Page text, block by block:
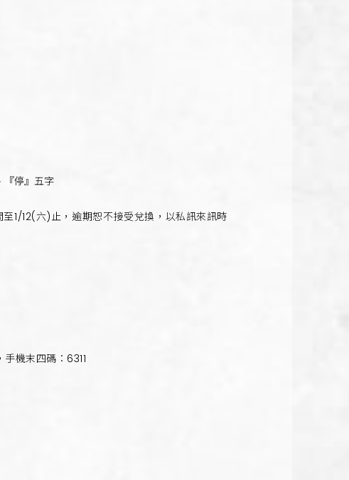
『停』五字
1/12(六)止，逾期恕不接受兌換，以私訊來訊時
機末四碼：6311